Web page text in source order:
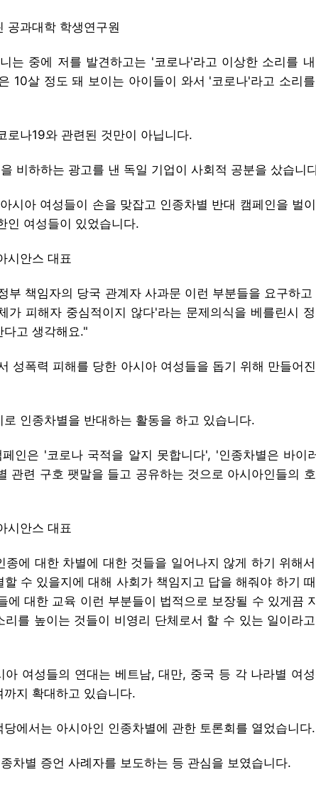
공과대학 학생연구원
는 중에 저를 발견하고는 '코로나'라고 이상한 소리를
10살 정도 돼 보이는 아이들이 와서 '코로나'라고 소리
로나19와 관련된 것만이 아닙니다.
비하하는 광고를 낸 독일 기업이 사회적 공분을 샀습니
시아 여성들이 손을 맞잡고 인종차별 반대 캠페인을 벌
인 여성들이 있었습니다.
시안스 대표
부 책임자의 당국 관계자 사과문 이런 부분들을 요구하고
가 피해자 중심적이지 않다'라는 문제의식을 베를린시
고 생각해요."
성폭력 피해를 당한 아시아 여성들을 돕기 위해 만들어
인종차별을 반대하는 활동을 하고 있습니다.
인은 '코로나 국적을 알지 못합니다', '인종차별은 바이
관련 구호 팻말을 들고 공유하는 것으로 아시아인들의
시안스 대표
종에 대한 차별에 대한 것들을 일어나지 않게 하기 위해
할 수 있을지에 대해 사회가 책임지고 답을 해줘야 하기
에 대한 교육 이런 부분들이 법적으로 보장될 수 있게끔
리를 높이는 것들이 비영리 단체로서 할 수 있는 일이라
아 여성들의 연대는 베트남, 대만, 중국 등 각 나라별 여
지 확대하고 있습니다.
에서는 아시아인 인종차별에 관한 토론회를 열었습니다.
차별 증언 사례자를 보도하는 등 관심을 보였습니다.